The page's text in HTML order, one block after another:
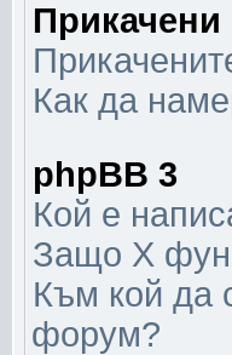
Как да
phpBB 3
Кой е
Защо X
Към кой да
форум?